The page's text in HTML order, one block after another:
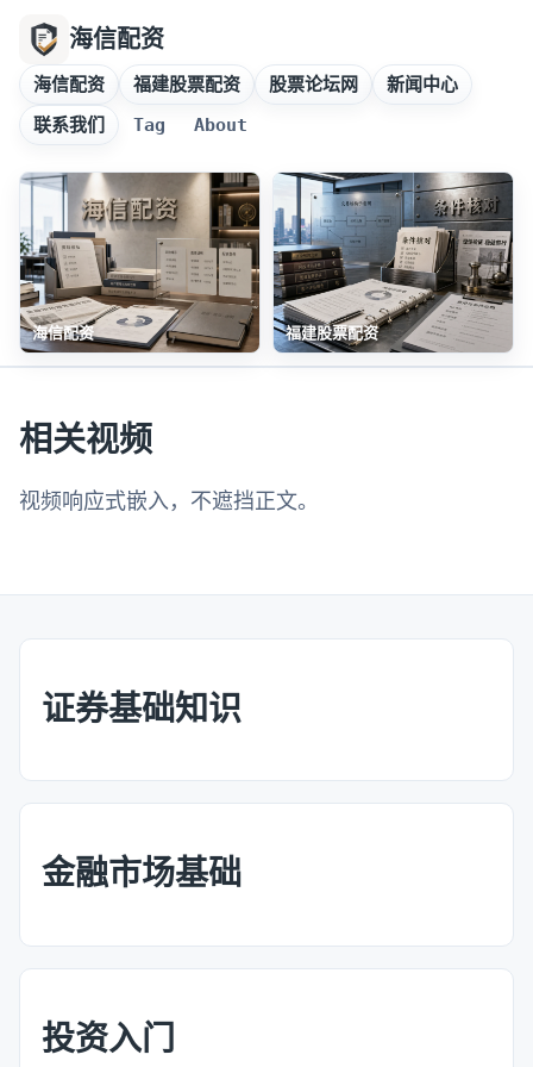
海信配资
海信配资 福建股票配资 股票论坛网
新闻中心
联系我们
Tag About
海信配资 福建股票配资
相关视频
视频响应式嵌入，不遮挡正文。
证券基础知识
金融市场基础
投资入门